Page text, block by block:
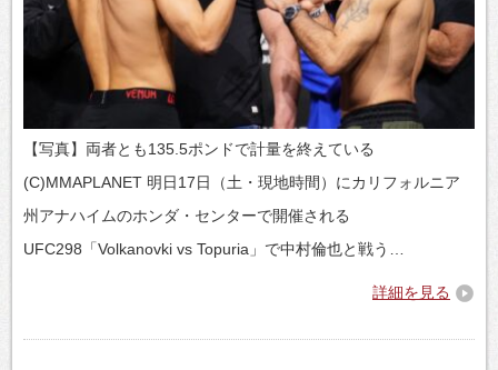
【写真】両者とも135.5ポンドで計量を終えている
(C)MMAPLANET 明日17日（土・現地時間）にカリフォルニア
州アナハイムのホンダ・センターで開催される
UFC298「Volkanovki vs Topuria」で中村倫也と戦う…
詳細を見る